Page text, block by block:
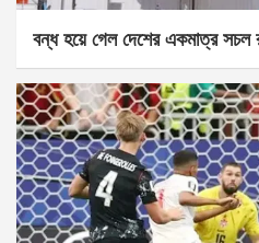
বন্ধ হয়ে গেল দেশের একমাত্র সচল